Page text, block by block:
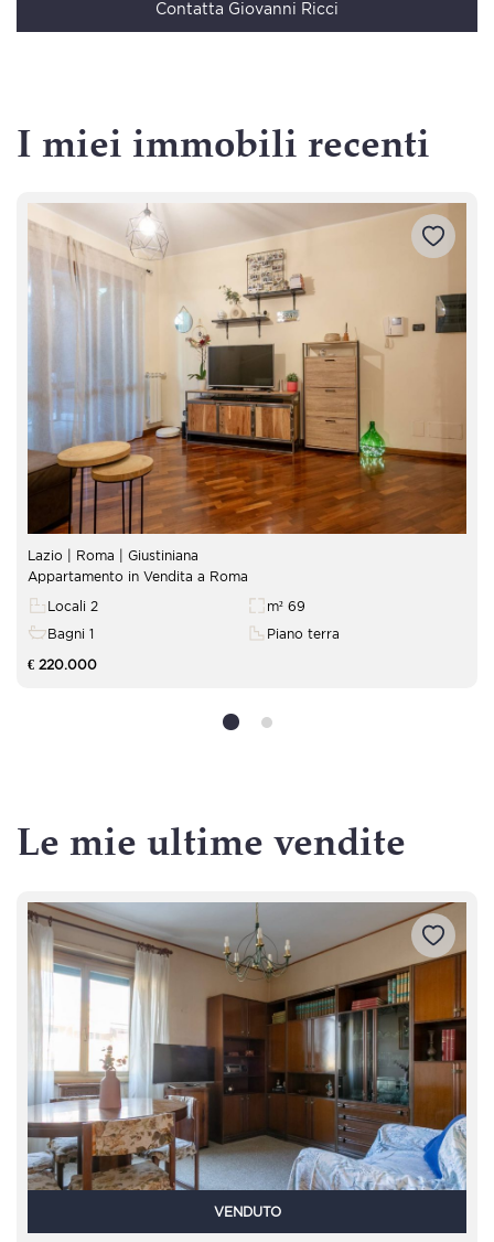
Contatta Giovanni Ricci
I miei immobili recenti
Lazio | Roma | Giustiniana
Appartamento in Vendita a Roma
Locali 2
m² 69
Bagni 1
Piano terra
€ 220.000
Le mie ultime vendite
VENDUTO